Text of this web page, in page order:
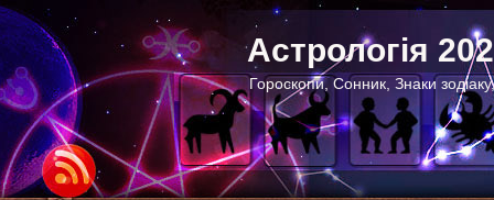
Астрологія
Гороскопи, Сонник, Знаки